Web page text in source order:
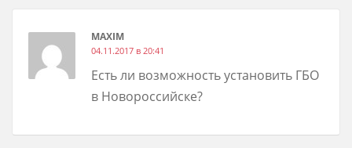
MAXIM
04.11.2017 в 20:41
Есть ли возможность установить ГБО
в Новороссийске?